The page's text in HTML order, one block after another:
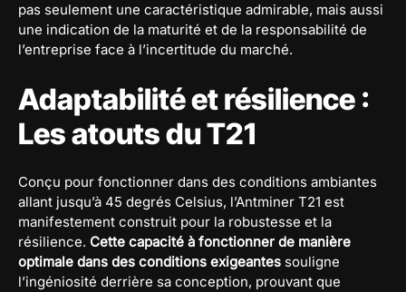
pas seulement une caractéristique admirable, mais aussi
une indication de la maturité et de la responsabilité de
l’entreprise face à l’incertitude du marché.
Adaptabilité et résilience :
Les atouts du T21
Conçu pour fonctionner dans des conditions ambiantes
allant jusqu’à 45 degrés Celsius, l’Antminer T21 est
manifestement construit pour la robustesse et la
résilience. Cette capacité à fonctionner de manière
optimale dans des conditions exigeantes souligne
l’ingéniosité derrière sa conception, prouvant que